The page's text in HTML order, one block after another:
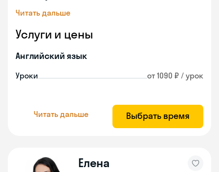
Читать дальше
Услуги и цены
Английский язык
Уроки от 1090 ₽ / урок
Читать дальше Выбрать время
Eлена